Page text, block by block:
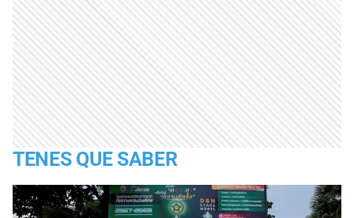
TENES QUE SABER